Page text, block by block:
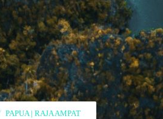
PAPUA | RAJA AMPAT